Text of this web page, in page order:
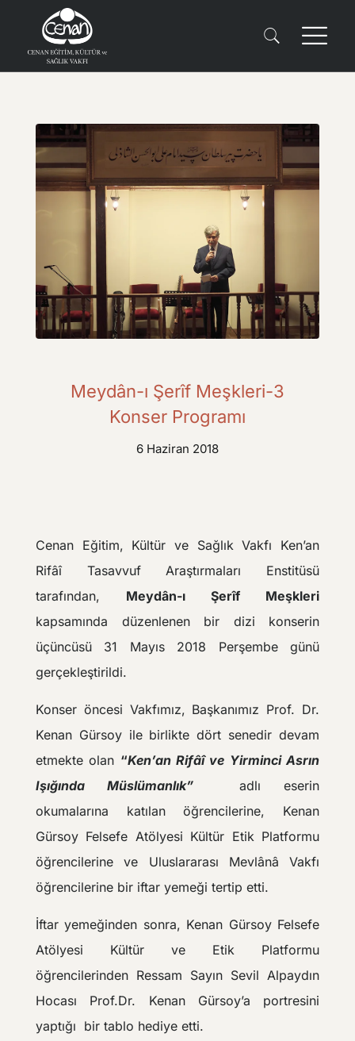
Meydân-ı Şerîf Meşkleri-3
Konser Programı
6 Haziran 2018
Cenan Eğitim, Kültür ve Sağlık Vakfı Ken’an
Rifâî Tasavvuf Araştırmaları Enstitüsü
tarafından, Meydân-ı Şerîf Meşkleri
kapsamında düzenlenen bir dizi konserin
üçüncüsü 31 Mayıs 2018 Perşembe günü
gerçekleştirildi.
Konser öncesi Vakfımız, Başkanımız Prof. Dr.
Kenan Gürsoy ile birlikte dört senedir devam
etmekte olan “Ken’an Rifâî ve Yirminci Asrın
Işığında Müslümanlık” adlı eserin
okumalarına katılan öğrencilerine, Kenan
Gürsoy Felsefe Atölyesi Kültür Etik Platformu
öğrencilerine ve Uluslararası Mevlânâ Vakfı
öğrencilerine bir iftar yemeği tertip etti.
İftar yemeğinden sonra, Kenan Gürsoy Felsefe
Atölyesi Kültür ve Etik Platformu
öğrencilerinden Ressam Sayın Sevil Alpaydın
Hocası Prof.Dr. Kenan Gürsoy’a portresini
yaptığı bir tablo hediye etti.